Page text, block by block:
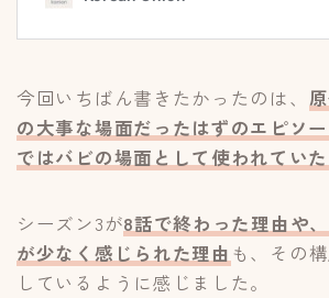
今回いちばん書きたかったのは、
の大事な場面だったはずのエピソ
ではバビの場面として使われてい
シーズン3が8話で終わった理由や
が少なく感じられた理由 も、その
しているように感じました。